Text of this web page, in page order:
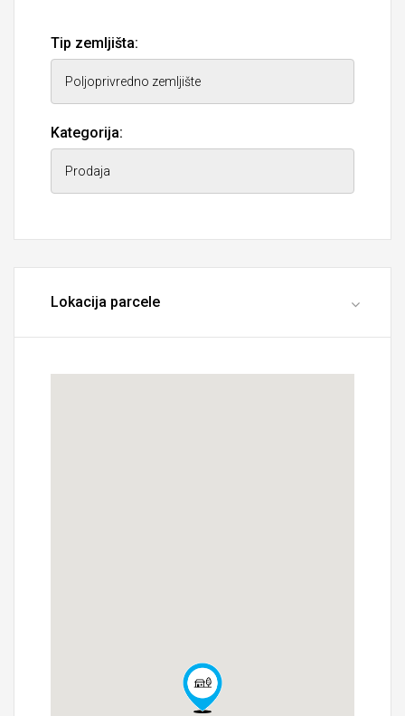
Tip zemljišta:
Kategorija:
Lokacija parcele